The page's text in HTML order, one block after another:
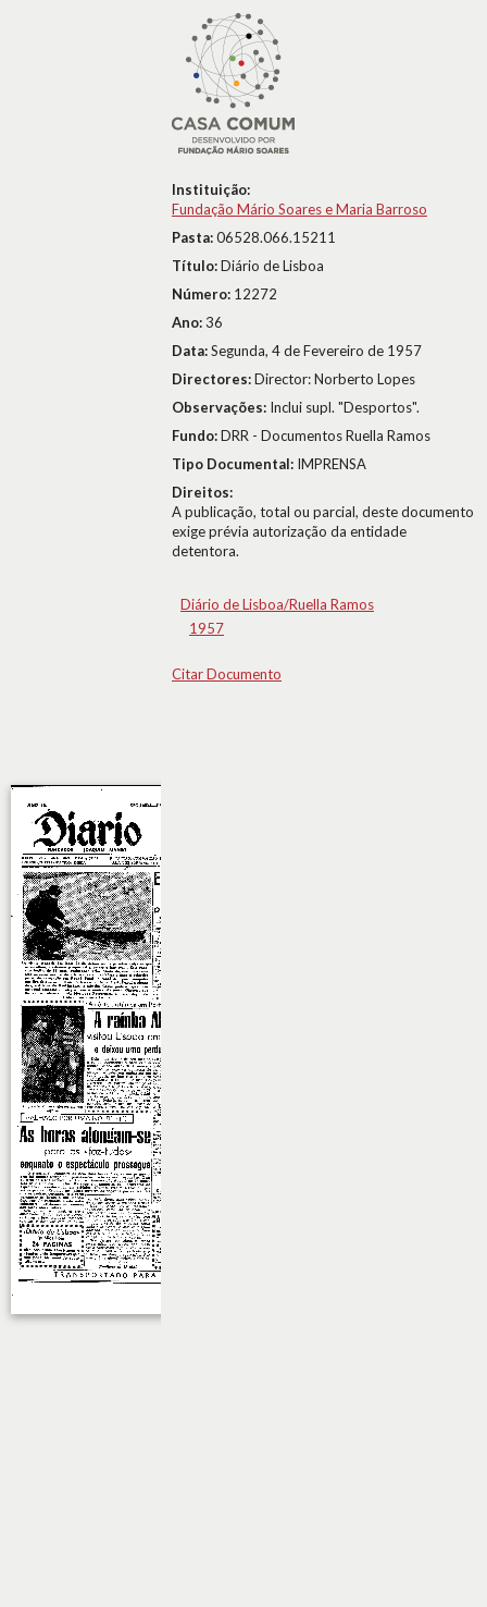
Instituição:
Fundação Mário Soares e Maria Barroso
Pasta:06528.066.15211
Título:Diário de Lisboa
Número: 12272
Ano:36
Data:Segunda, 4 de Fevereiro de 1957
Directores:Director: Norberto Lopes
Observações: Inclui supl. "Desportos".
Fundo:DRR - Documentos Ruella Ramos
Tipo Documental: IMPRENSA
Direitos:
A publicação, total ou parcial, deste documento
exige prévia autorização da entidade
detentora.
Diário de Lisboa/Ruella Ramos
1957
Citar Documento